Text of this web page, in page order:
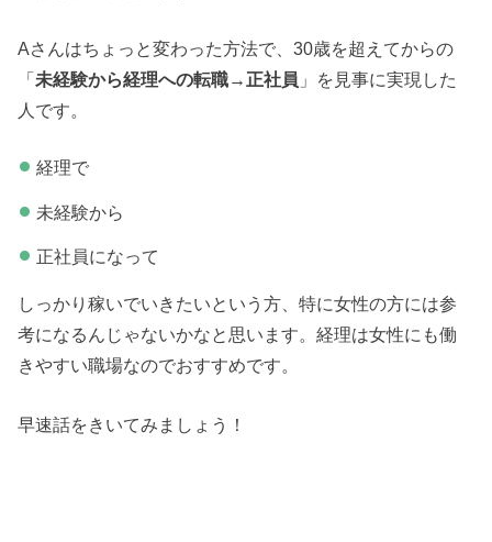
Aさんはちょっと変わった方法で、30歳を超えてからの
「未経験から経理への転職→正社員 」を見事に実現した
人です。
経理で
未経験から
正社員になって
しっかり稼いでいきたいという方、特に女性の方には参
考になるんじゃないかなと思います。経理は女性にも働
きやすい職場なのでおすすめです。
早速話をきいてみましょう！